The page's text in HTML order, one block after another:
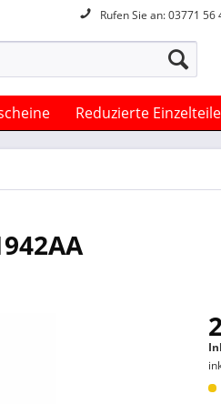
Rufen Sie an: 03771 56
Reduzierte Einzelteile